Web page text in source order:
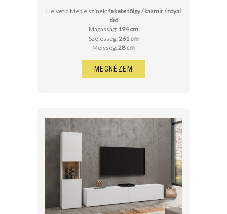
Helvetia Meble színek: fekete tölgy / kasmir / royal
dió
Magasság: 194 cm
Szélesség: 261 cm
Mélység: 28 cm
MEGNÉZEM